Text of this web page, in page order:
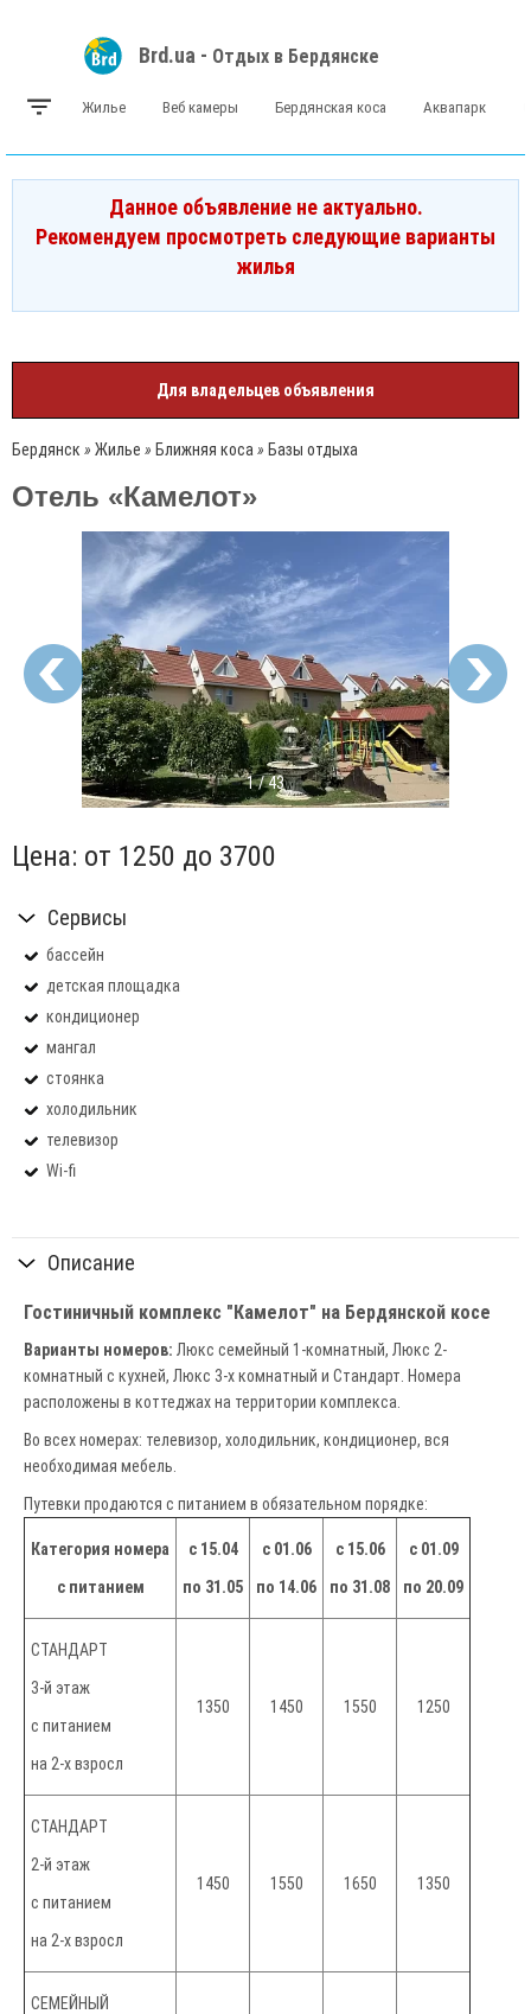
Brd.ua - Отдых в Бердянске
Жилье Веб камеры Бердянская коса Аквапарк
Данное объявление не актуально.
Рекомендуем просмотреть следующие варианты
жилья
Для владельцев объявления
Бердянск » Жилье » Ближняя коса » Базы отдыха
Отель «Камелот»
1/43
Цена: от 1250 до 3700
Сервисы
бассейн
детская площадка
кондиционер
мангал
стоянка
холодильник
телевизор
Wi-fi
Описание
Гостиничный комплекс "Камелот" на Бердянской косе
Варианты номеров: Люкс семейный 1-комнатный, Люкс 2-
комнатный с кухней, Люкс 3-х комнатный и Стандарт. Номера
расположены в коттеджах на территории комплекса.
Во всех номерах: телевизор, холодильник, кондиционер, вся
необходимая мебель.
Путевки продаются с питанием в обязательном порядке:
Категория номера
с питанием
с 15.04
по 31.05
с 01.06
по 14.06
с 15.06
по 31.08
с 01.09
по 20.09
СТАНДАРТ
3-й этаж
с питанием
на 2-х взросл
1350 1450 1550 1250
СТАНДАРТ
2-й этаж
с питанием
на 2-х взросл
1450 1550 1650 1350
СЕМЕЙНЫЙ